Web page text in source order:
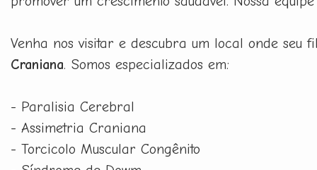
Venha nos visitar e descubra um local onde seu
Craniana. Somos especializados em:
- Paralisia Cerebral
- Assimetria Craniana
- Torcicolo Muscular Congênito